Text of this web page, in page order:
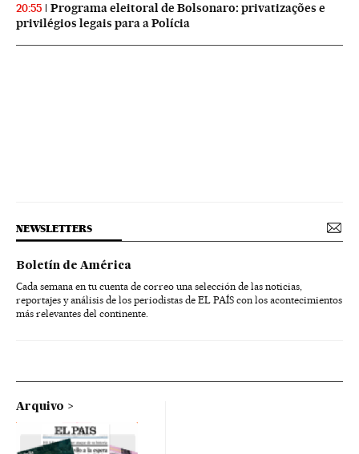
20:55
Programa eleitoral de Bolsonaro: privatizações e
privilégios legais para a Polícia
NEWSLETTERS
Boletín de América
Cada semana en tu cuenta de correo una selección de las noticias,
reportajes y análisis de los periodistas de EL PAÍS con los acontecimientos
más relevantes del continente.
Arquivo